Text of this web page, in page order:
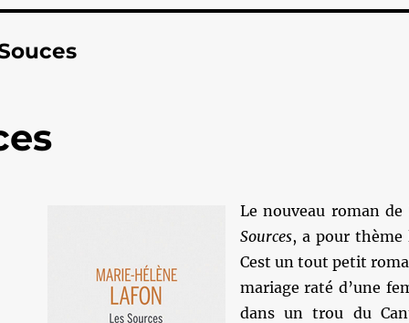
Le nouveau roman
Sources, a pour thème
Cest un tout petit
mariage raté d’une
dans un trou du